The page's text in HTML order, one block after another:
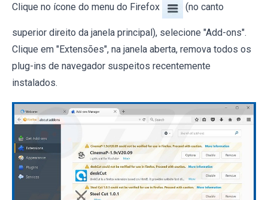
Clique no ícone do menu do Firefox (no canto
superior direito da janela principal), selecione "Add-ons".
Clique em "Extensões", na janela aberta, remova todos os
plug-ins de navegador suspeitos recentemente
instalados.